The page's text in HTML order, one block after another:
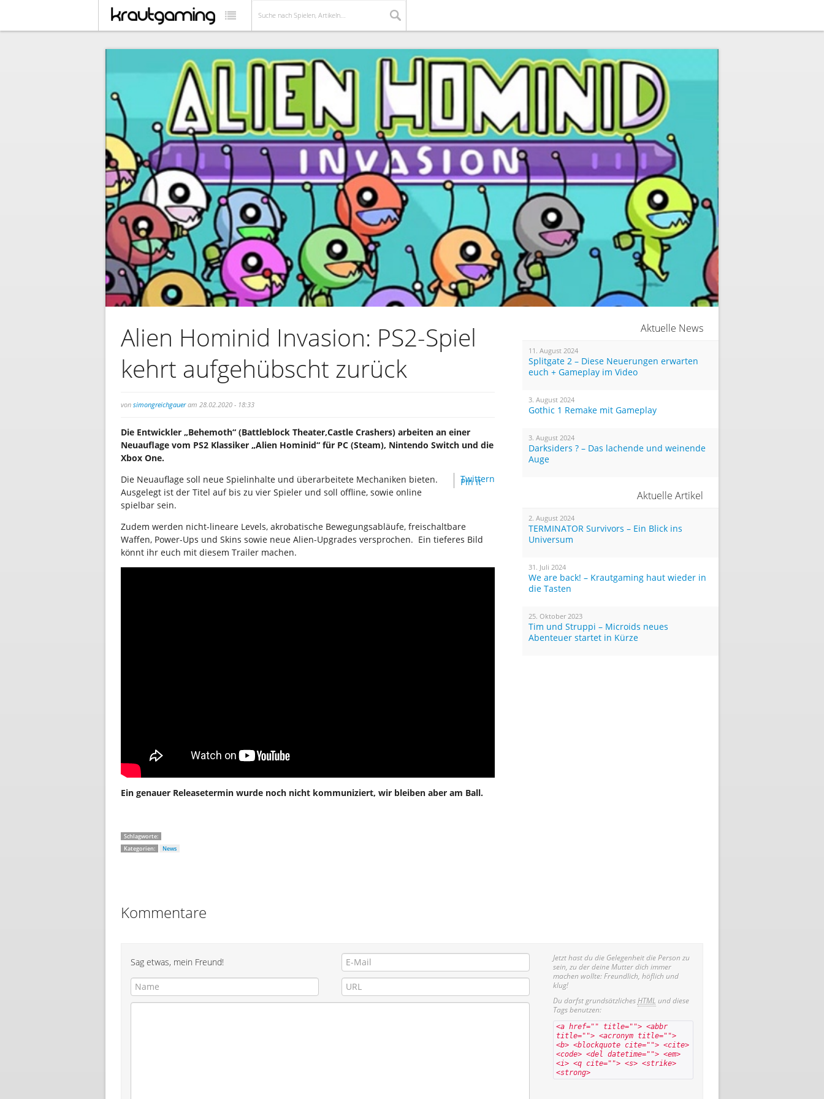
Alien Hominid Invasion: PS2-Spiel
kehrt aufgehübscht zurück
von simongreichgaueram 28.02.2020 - 18:33
Die Entwickler „Behemoth“ (Battleblock Theater,Castle Crashers) arbeiten an einer
Neuauflage vom PS2 Klassiker „Alien Hominid“ für PC (Steam), Nintendo Switch und die
Xbox One.
Twittern
Pin It
Die Neuauflage soll neue Spielinhalte und überarbeitete Mechaniken bieten.
Ausgelegt ist der Titel auf bis zu vier Spieler und soll offline, sowie online
spielbar sein.
Zudem werden nicht-lineare Levels, akrobatische Bewegungsabläufe, freischaltbare
Waffen, Power-Ups und Skins sowie neue Alien-Upgrades versprochen. Ein tieferes Bild
könnt ihr euch mit diesem Trailer machen.
Ein genauer Releasetermin wurde noch nicht kommuniziert, wir bleiben aber am Ball.
Schlagworte:
Kategorien:
News
Aktuelle News
11. August 2024
Splitgate 2 – Diese Neuerungen erwarten
euch + Gameplay im Video
3. August 2024
Gothic 1 Remake mit Gameplay
3. August 2024
Darksiders ? – Das lachende und weinende
Auge
Aktuelle Artikel
2. August 2024
TERMINATOR Survivors – Ein Blick ins
Universum
31. Juli 2024
We are back! – Krautgaming haut wieder in
die Tasten
25. Oktober 2023
Tim und Struppi – Microids neues
Abenteuer startet in Kürze
Kommentare
Sag etwas, mein Freund!
Jetzt hast du die Gelegenheit die Person zu
sein, zu der deine Mutter dich immer
machen wollte: Freundlich, höflich und
klug!
Du darfst grundsätzlichesHTML und diese
Tags benutzen:
<a href="" title=""> <abbr
title=""> <acronym title="">
<b> <blockquote cite=""> <cite>
<code> <del datetime=""> <em>
<i> <q cite=""> <s> <strike>
<strong>